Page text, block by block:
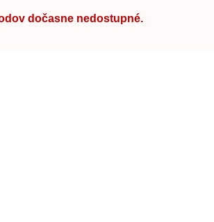
dočasne nedostupné.